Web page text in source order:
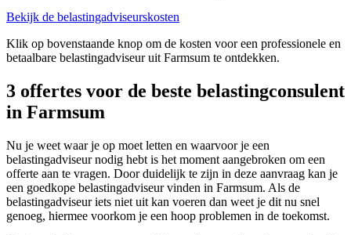
Bekijk de belastingadviseurskosten
Klik op bovenstaande knop om de kosten voor een professionele en
betaalbare belastingadviseur uit Farmsum te ontdekken.
3 offertes voor de beste belastingconsulent
in Farmsum
Nu je weet waar je op moet letten en waarvoor je een
belastingadviseur nodig hebt is het moment aangebroken om een
offerte aan te vragen. Door duidelijk te zijn in deze aanvraag kan je
een goedkope belastingadviseur vinden in Farmsum. Als de
belastingadviseur iets niet uit kan voeren dan weet je dit nu snel
genoeg, hiermee voorkom je een hoop problemen in de toekomst.